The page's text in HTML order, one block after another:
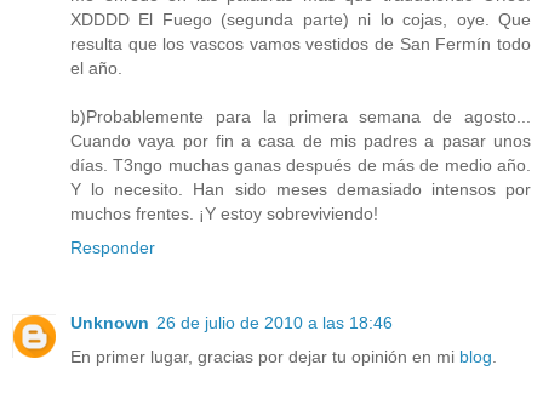
XDDDD El Fuego (segunda parte) ni lo cojas, oye. Que
resulta que los vascos vamos vestidos de San Fermín todo
el año.
b)Probablemente para la primera semana de agosto...
Cuando vaya por fin a casa de mis padres a pasar unos
días. T3ngo muchas ganas después de más de medio año.
Y lo necesito. Han sido meses demasiado intensos por
muchos frentes. ¡Y estoy sobreviviendo!
Responder
Unknown 26 de julio de 2010 a las 18:46
En primer lugar, gracias por dejar tu opinión en mi blog